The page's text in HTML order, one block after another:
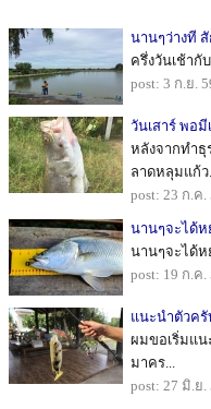
นานๆว่างที
ครึ่งวันเช้า
post: 3 ก.ย.
วันเสาร์ พอ
หลังจากทำธุ
ลาดหลุมแก้ว
post: 23 ก.ค
นานๆจะได้ห
นานๆจะได้ห
post: 19 ก.ค
แนะนำตัวค
ผมขอเริ่มแ
มาคร...
post: 27 มิ.ย